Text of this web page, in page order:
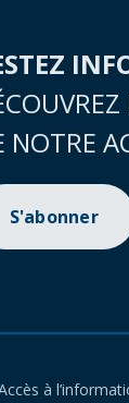
NOTRE
S'abonner
à